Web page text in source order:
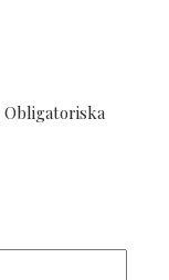
Obligatoriska